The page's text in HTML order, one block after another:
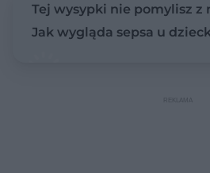
Tej wysypki nie pomylisz z
Jak wygląda sepsa u